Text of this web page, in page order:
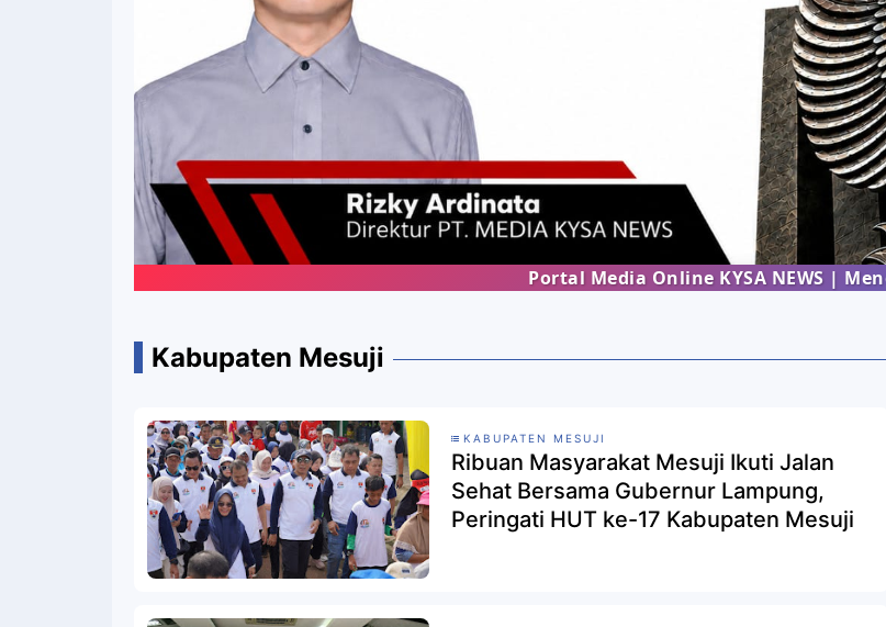
Portal Media Online KYSA NEWS | Menghadirkan informasi
Kabupaten Mesuji
KABUPATEN MESUJI
Ribuan Masyarakat Mesuji Ikuti Jalan
Sehat Bersama Gubernur Lampung,
Peringati HUT ke-17 Kabupaten Mesuji